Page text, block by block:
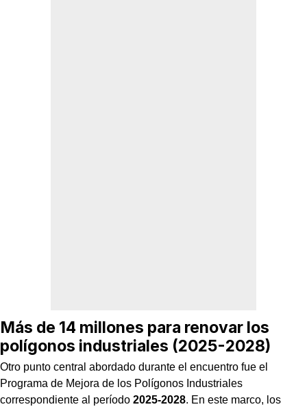
Más de 14 millones para renovar los
polígonos industriales (2025-2028)
Otro punto central abordado durante el encuentro fue el
Programa de Mejora de los Polígonos Industriales
correspondiente al período 2025-2028. En este marco, los